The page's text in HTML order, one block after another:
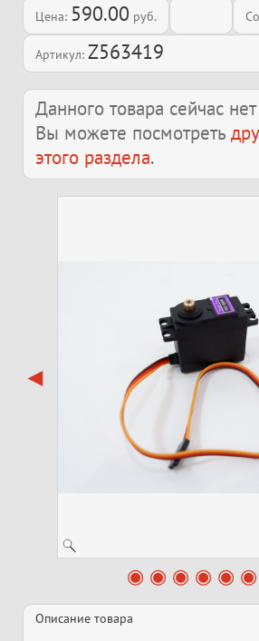
Цена: 590.00 руб.
Артикул: Z563419
Данного товара сейчас
Вы можете посмотреть
этого раздела.
Описание товара